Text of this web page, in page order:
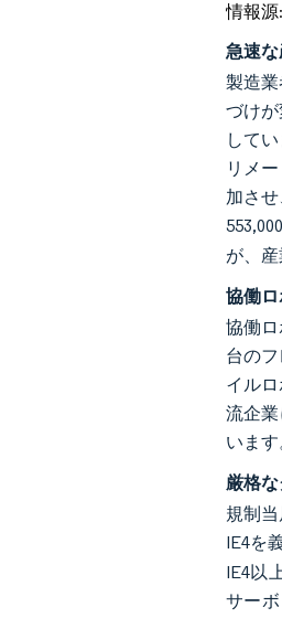
情報源
急速
製造
づけ
して
リメ
加さ
が、
協働
協働
台の
イル
流企
いま
厳格
規制
IE4を
IE4以
サー